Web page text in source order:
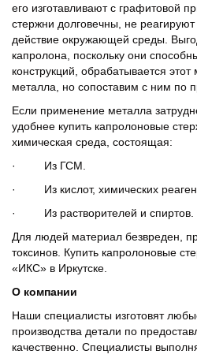
его изготавливают с графитовой
стержни долговечны, не
действие окружающей среды.
капролона, поскольку они
конструкций, обрабатывается
металла, но сопоставим с ним по
Если применение металла
удобнее купить капролоновые
химическая среда, состоящая:
· Из ГСМ.
· Из кислот, химических
· Из растворителей и спиртов.
Для людей материал безвреден,
токсинов. Купить капролоновые
«ИКС» в Иркутске.
О компании
Наши специалисты изготовят
производства детали по
качественно. Специалисты